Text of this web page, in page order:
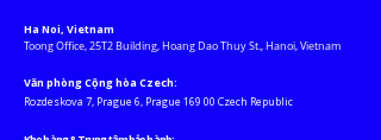
Ha Noi, Vietnam
Toong Office, 25T2 Building, Hoang Dao Thuy St., Hanoi, Vietnam
Văn phòng Cộng hòa Czech:
Rozdeskova 7, Prague 6, Prague 169 00 Czech Republic